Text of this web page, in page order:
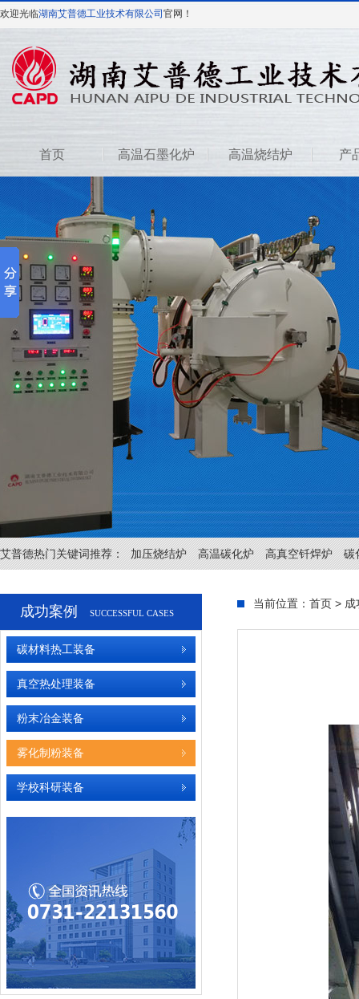
欢迎光临湖南艾普德工业技术有限公司 官网！
首页 高温石墨化炉 高温烧结炉 产
艾普德热门关键词推荐： 加压烧结炉 高温碳化炉 高真空钎焊炉 碳
成功案例 SUCCESSFUL CASES
碳材料热工装备
真空热处理装备
粉末冶金装备
雾化制粉装备
学校科研装备
当前位置： 首页 > 成